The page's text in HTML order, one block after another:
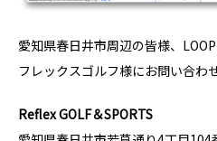
愛知県春日井市周辺の皆様、
フレックスゴルフ様にお問い合わ
Reflex GOLF＆SPORTS